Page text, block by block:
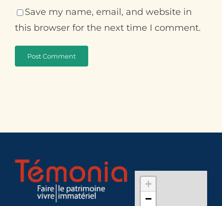
Save my name, email, and website in
this browser for the next time I comment.
+
−